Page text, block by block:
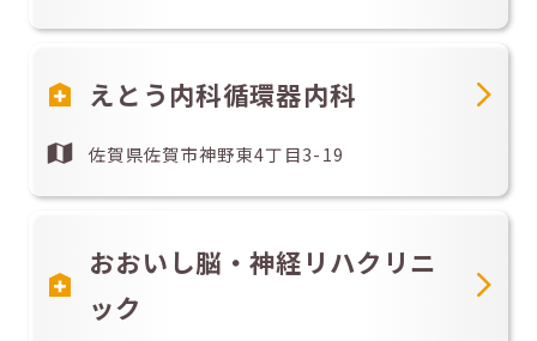
えとう内科循環器内科
佐賀県佐賀市神野東4丁目3-19
おおいし脳・神経リハクリニ
ック